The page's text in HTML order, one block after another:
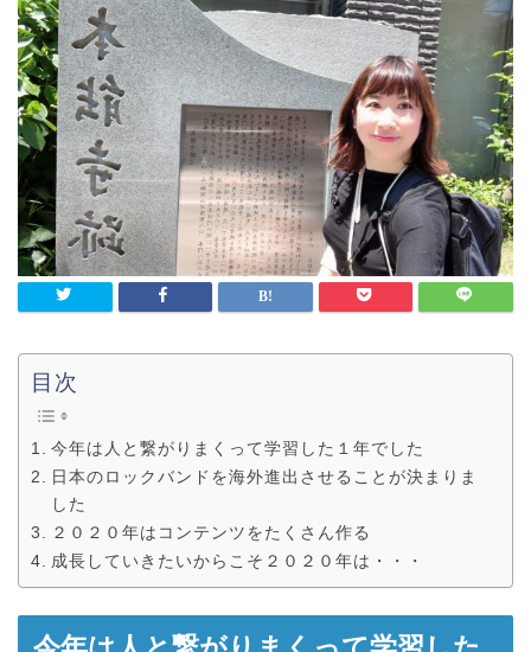
目次
今年は人と繋がりまくって学習した１年でした
日本のロックバンドを海外進出させることが決まりま
した
２０２０年はコンテンツをたくさん作る
成長していきたいからこそ２０２０年は・・・